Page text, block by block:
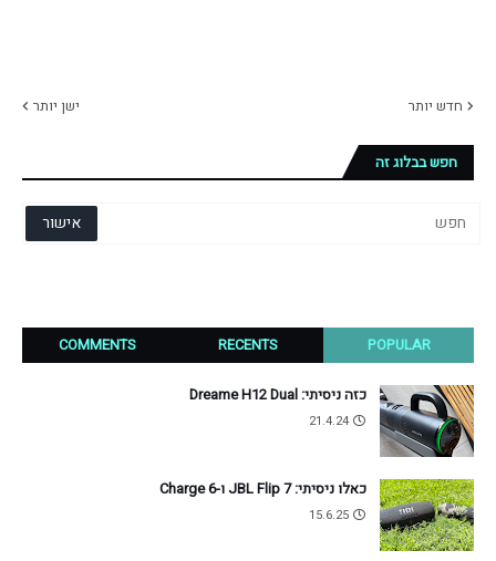
חדש יותר ישן יותר
חפש בבלוג זה
POPULAR
RECENTS
COMMENTS
כזה ניסיתי: Dreame H12 Dual
21.4.24
כאלו ניסיתי: JBL Flip 7 ו-Charge 6
15.6.25